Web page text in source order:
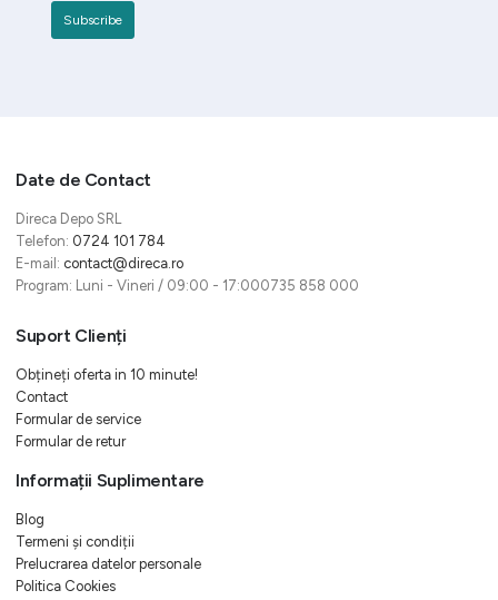
Date de Contact
Direca Depo SRL
Telefon: 0724 101 784
E-mail: contact@direca.ro
Program: Luni - Vineri / 09:00 - 17:000735 858 000
Suport Clienți
Obțineți oferta in 10 minute!
Contact
Formular de service
Formular de retur
Informații Suplimentare
Blog
Termeni și condiții
Prelucrarea datelor personale
Politica Cookies